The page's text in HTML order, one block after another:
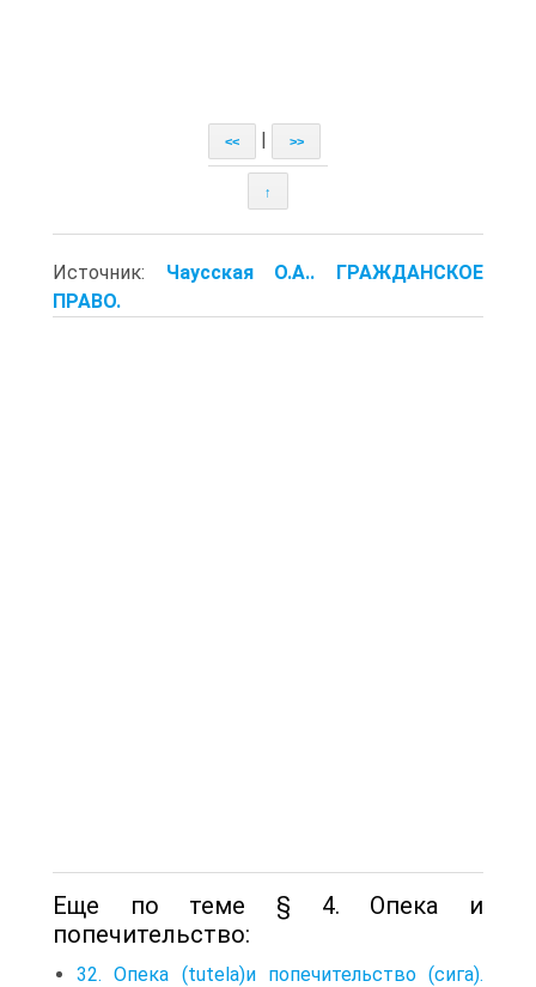
<< >>
↑
Источник: Чаусская О.А.. ГРАЖДАНСКОЕ
ПРАВО.
Еще по теме § 4. Опека и
попечительство:
32. Опека (tutela)и попечительство (сига).